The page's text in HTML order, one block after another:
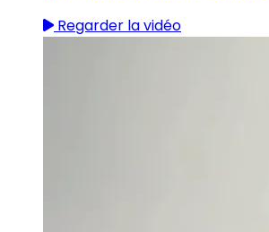
Regarder la vidéo